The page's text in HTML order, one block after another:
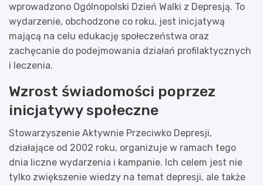
wprowadzono Ogólnopolski Dzień Walki z Depresją. To
wydarzenie, obchodzone co roku, jest inicjatywą
mającą na celu edukację społeczeństwa oraz
zachęcanie do podejmowania działań profilaktycznych
i leczenia.
Wzrost świadomości poprzez
inicjatywy społeczne
Stowarzyszenie Aktywnie Przeciwko Depresji,
działające od 2002 roku, organizuje w ramach tego
dnia liczne wydarzenia i kampanie. Ich celem jest nie
tylko zwiększenie wiedzy na temat depresji, ale także